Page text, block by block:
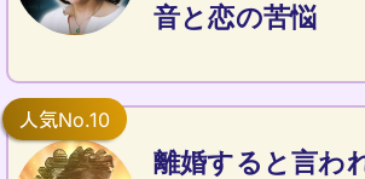
音と恋の苦悩
離婚すると言わ